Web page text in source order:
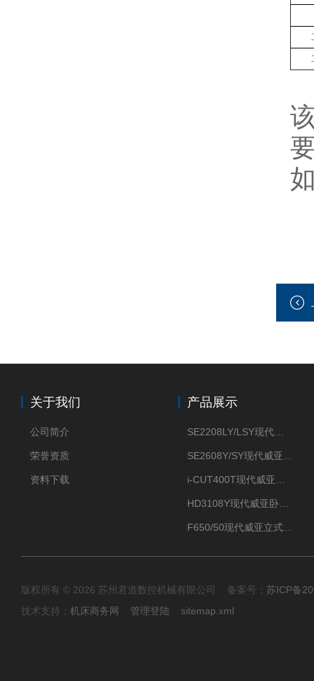
关于我们
公司简介
荣誉资质
资料下载
产品展示
版权所有 © 2026 苏州君道数控机械有限公司 备案号： 苏ICP备
技术支持： 机床商务网 管理登陆 sitemap.xml